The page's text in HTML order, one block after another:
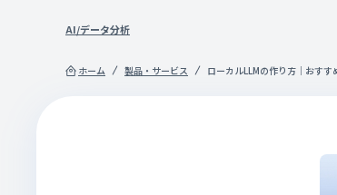
AI/データ分析
ホーム 製品・サービス ローカルLLMの作り方｜おす